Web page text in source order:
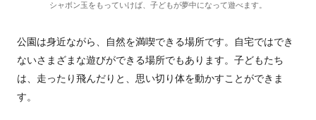
シャボン玉をもっていけば、子どもが夢中になって遊べます。
公園は身近ながら、自然を満喫できる場所です。自宅ではでき
ないさまざまな遊びができる場所でもあります。子どもたち
は、走ったり飛んだりと、思い切り体を動かすことができま
す。